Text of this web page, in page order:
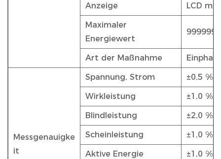
Anzeige LCD
Maximaler
Energiewert
Art der Maßnahme
Messgenauigke
it
Spannung, Strom ±0,5 %
Wirkleistung ±1,0 %
Blindleistung ±2,0 %
Scheinleistung ±1,0 %
Aktive Energie ±1,0 %